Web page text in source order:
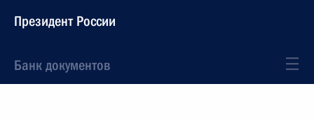
Президент России
Банк документов